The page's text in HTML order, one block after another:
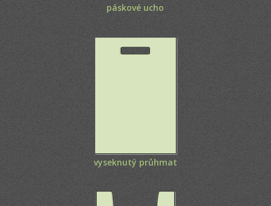
páskové ucho
vyseknutý průhmat